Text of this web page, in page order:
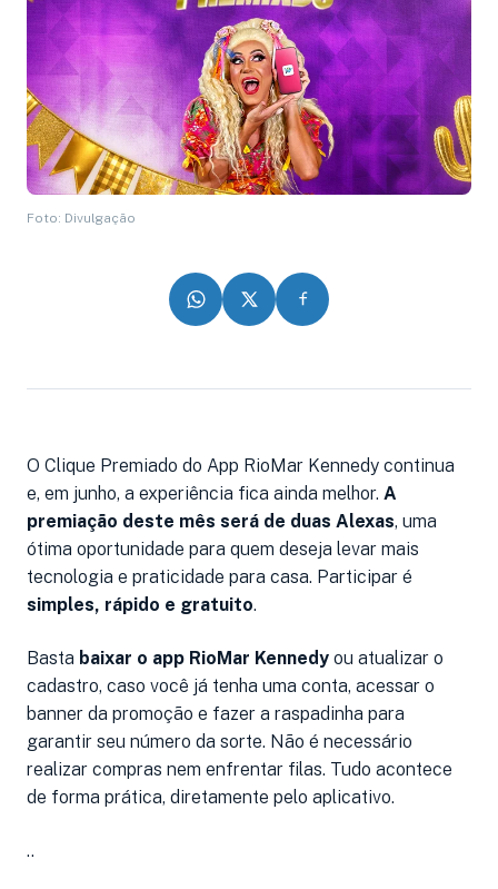
Foto: Divulgação
O Clique Premiado do App RioMar Kennedy continua
e, em junho, a experiência fica ainda melhor. A
premiação deste mês será de duas Alexas, uma
ótima oportunidade para quem deseja levar mais
tecnologia e praticidade para casa. Participar é
simples, rápido e gratuito.
Basta baixar o app RioMar Kennedy ou atualizar o
cadastro, caso você já tenha uma conta, acessar o
banner da promoção e fazer a raspadinha para
garantir seu número da sorte. Não é necessário
realizar compras nem enfrentar filas. Tudo acontece
de forma prática, diretamente pelo aplicativo.
..